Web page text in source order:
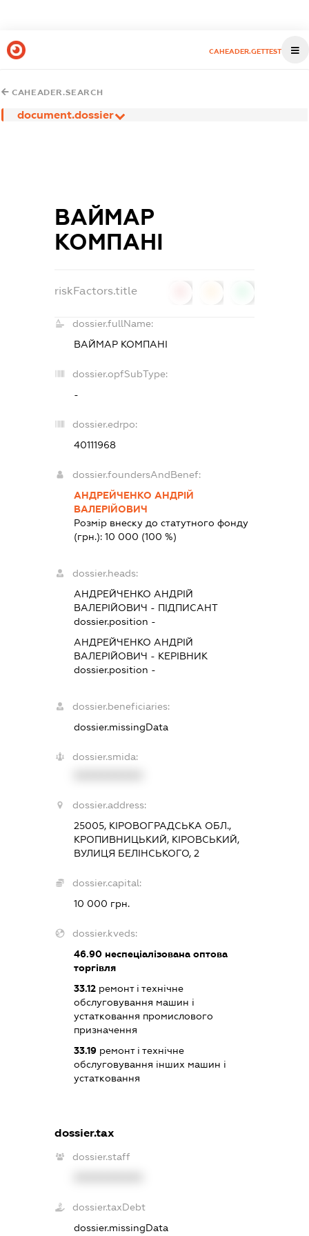
CAHEADER.GETTEST
CAHEADER.SEARCH
document.dossier
ВАЙМАР
КОМПАНІ
riskFactors.title
dossier.fullName:
ВАЙМАР КОМПАНІ
dossier.opfSubType:
-
dossier.edrpo:
40111968
dossier.foundersAndBenef:
АНДРЕЙЧЕНКО АНДРІЙ
ВАЛЕРІЙОВИЧ
Розмір внеску до статутного фонду
(грн.):10 000 (100 %)
dossier.heads:
АНДРЕЙЧЕНКО АНДРІЙ
ВАЛЕРІЙОВИЧ - ПІДПИСАНТ
dossier.position -
АНДРЕЙЧЕНКО АНДРІЙ
ВАЛЕРІЙОВИЧ - КЕРІВНИК
dossier.position -
dossier.beneficiaries:
dossier.missingData
dossier.smida:
dossier.address:
25005, КІРОВОГРАДСЬКА ОБЛ.,
КРОПИВНИЦЬКИЙ, КІРОВСЬКИЙ,
ВУЛИЦЯ БЕЛІНСЬКОГО, 2
dossier.capital:
10 000 грн.
dossier.kveds:
46.90 неспеціалізована оптова
торгівля
33.12 ремонт і технічне
обслуговування машин і
устатковання промислового
призначення
33.19 ремонт і технічне
обслуговування інших машин і
устатковання
dossier.tax
dossier.staff
dossier.taxDebt
dossier.missingData